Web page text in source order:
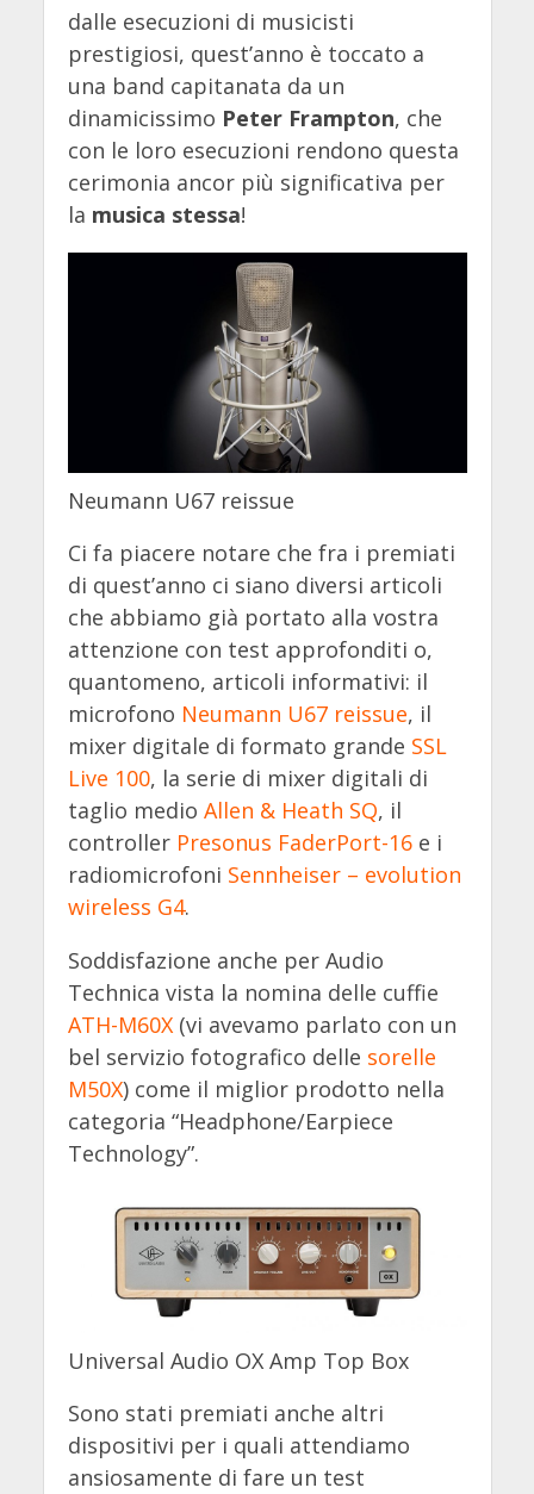
dalle esecuzioni di musicisti
prestigiosi, quest’anno è toccato a
una band capitanata da un
dinamicissimo Peter Frampton, che
con le loro esecuzioni rendono questa
cerimonia ancor più significativa per
la musica stessa!
Neumann U67 reissue
Ci fa piacere notare che fra i premiati
di quest’anno ci siano diversi articoli
che abbiamo già portato alla vostra
attenzione con test approfonditi o,
quantomeno, articoli informativi: il
microfono Neumann U67 reissue, il
mixer digitale di formato grande SSL
Live 100, la serie di mixer digitali di
taglio medio Allen & Heath SQ, il
controller Presonus FaderPort-16e i
radiomicrofoni Sennheiser – evolution
wireless G4.
Soddisfazione anche per Audio
Technica vista la nomina delle cuffie
ATH-M60X(vi avevamo parlato con un
bel servizio fotografico delle sorelle
M50X) come il miglior prodotto nella
categoria “Headphone/Earpiece
Technology”.
Universal Audio OX Amp Top Box
Sono stati premiati anche altri
dispositivi per i quali attendiamo
ansiosamente di fare un test